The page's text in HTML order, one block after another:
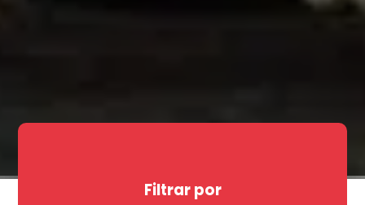
Filtrar por